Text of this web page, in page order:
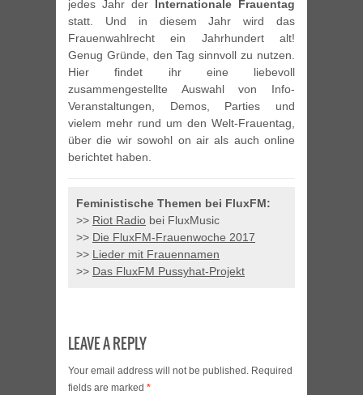
jedes Jahr der Internationale Frauentag
statt. Und in diesem Jahr wird das
Frauenwahlrecht ein Jahrhundert alt!
Genug Gründe, den Tag sinnvoll zu nutzen.
Hier findet ihr eine liebevoll
zusammengestellte Auswahl von Info-
Veranstaltungen, Demos, Parties und
vielem mehr rund um den Welt-Frauentag,
über die wir sowohl on air als auch online
berichtet haben.
Feministische Themen bei FluxFM:
>> Riot Radio bei FluxMusic
>> Die FluxFM-Frauenwoche 2017
>> Lieder mit Frauennamen
>> Das FluxFM Pussyhat-Projekt
LEAVE A REPLY
Your email address will not be published. Required
fields are marked *